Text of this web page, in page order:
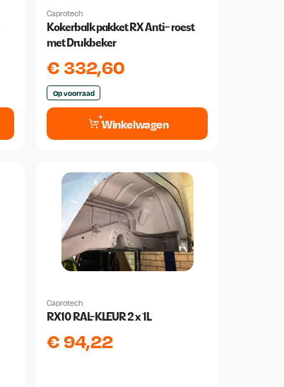
Caprotech
Kokerbalk pakket RX Anti- roest
met Drukbeker
€ 332,60
Op voorraad
Winkelwagen
Caprotech
RX10 RAL-KLEUR 2 x 1L
€ 94,22